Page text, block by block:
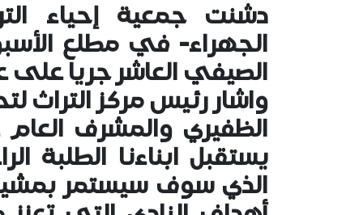
دشنت جمعية إحياء
الجهراء- في مطلع
الصيفي العاشر جريا على
واشار رئيس مركز التراث
الظفيري والمشرف العام
يستقبل ابناءنا الطلبة
الذي سوف سيستمر